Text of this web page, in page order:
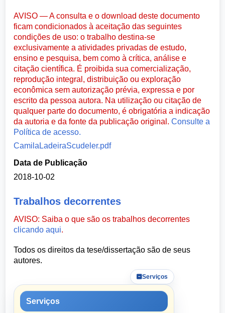
AVISO — A consulta e o download deste documento
ficam condicionados à aceitação das seguintes
condições de uso: o trabalho destina-se
exclusivamente a atividades privadas de estudo,
ensino e pesquisa, bem como à crítica, análise e
citação científica. É proibida sua comercialização,
reprodução integral, distribuição ou exploração
econômica sem autorização prévia, expressa e por
escrito da pessoa autora. Na utilização ou citação de
qualquer parte do documento, é obrigatória a indicação
da autoria e da fonte da publicação original.Consulte a
Política de acesso.
CamilaLadeiraScudeler.pdf
Data de Publicação
2018-10-02
Trabalhos decorrentes
AVISO: Saiba o que são os trabalhos decorrentes
clicando aqui.
Todos os direitos da tese/dissertação são de seus
autores.
Serviços
Serviços